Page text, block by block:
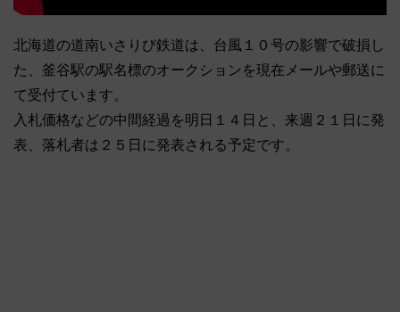
北海道の道南いさりび鉄道は、台風１０号の影響で破損し
た、釜谷駅の駅名標のオークションを現在メールや郵送に
て受付ています。
入札価格などの中間経過を明日１４日と、来週２１日に発
表、落札者は２５日に発表される予定です。